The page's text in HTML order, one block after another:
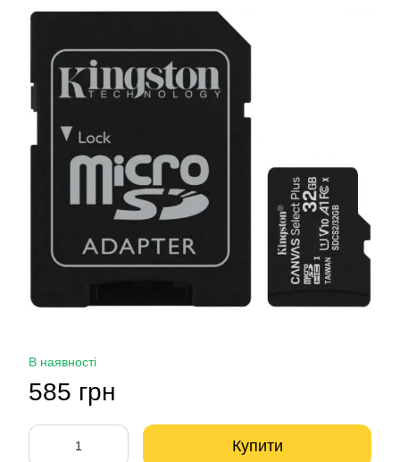
В наявності
585 грн
Купити